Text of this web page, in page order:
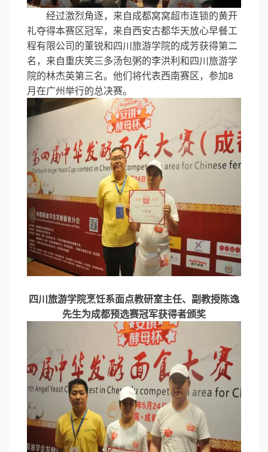
经过激烈角逐，来自成都窝窝超市连锁的黄开
礼夺得本赛区冠军，来自西安古都华天放心早餐工
程有限公司的董锐和四川旅游学院的成芳获得第二
名，来自重庆笑三多汤包粥的李洪利和四川旅游学
院的林杰英第三名。他们将代表西南赛区，参加8
月在广州举行的总决赛。
四川旅游学院烹饪系面点教研室主任、副教授陈逸
先生为成都预选赛冠军获得者颁奖